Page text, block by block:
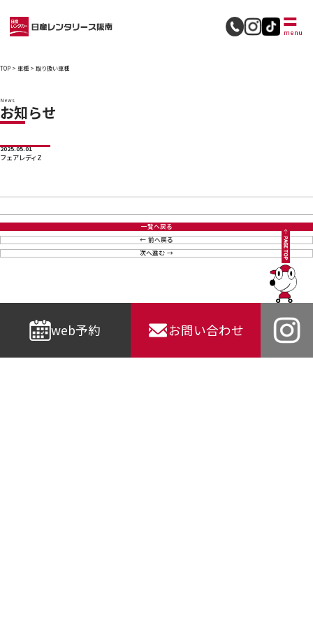
menu
採用情報
TOP > 車種 > 取り扱い車種
News
お知らせ
2025.05.01
フェアレディZ
前へ戻る
一覧へ戻る
次へ進む
web予約 お問い合わせ